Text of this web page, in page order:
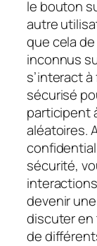
le bouton
autre
que cela
inconnus
s’interact
sécurisé
participent
aléatoires.
sécurité,
devenir
discuter
de